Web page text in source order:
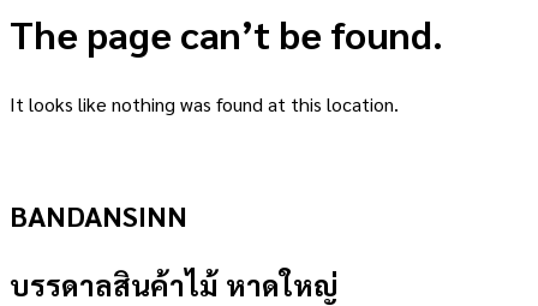
The page can’t be found.
It looks like nothing was found at this location.
BANDANSINN
บรรดาลสินค้าไม้ หาดใหญ่